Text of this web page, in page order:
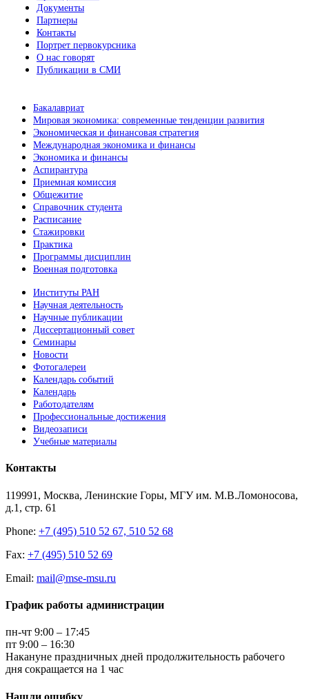
Документы
Партнеры
Контакты
Портрет первокурсника
О нас говорят
Публикации в СМИ
Бакалавриат
Мировая экономика: современные тенденции развития
Экономическая и финансовая стратегия
Международная экономика и финансы
Экономика и финансы
Аспирантура
Приемная комиссия
Общежитие
Справочник студента
Расписание
Стажировки
Практика
Программы дисциплин
Военная подготовка
Институты РАН
Научная деятельность
Научные публикации
Диссертационный совет
Семинары
Новости
Фотогалереи
Календарь событий
Календарь
Работодателям
Профессиональные достижения
Видеозаписи
Учебные материалы
Контакты
119991, Москва, Ленинские Горы, МГУ им. М.В.Ломоносова,
д.1, стр. 61
Phone: +7 (495) 510 52 67, 510 52 68
Fax: +7 (495) 510 52 69
Email: mail@mse-msu.ru
График работы администрации
пн-чт 9:00 – 17:45
пт 9:00 – 16:30
Накануне праздничных дней продолжительность рабочего
дня сокращается на 1 час
Нашли ошибку